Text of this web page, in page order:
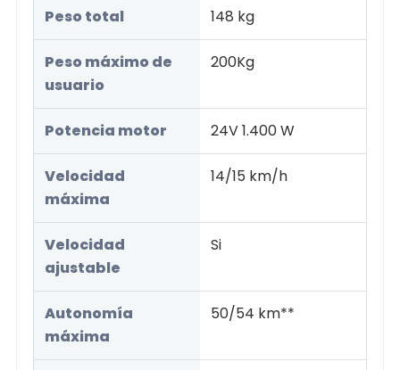
Peso total 148 kg
Peso máximo de
usuario
200Kg
Potencia motor 24V 1.400 W
Velocidad
máxima
14/15 km/h
Velocidad
ajustable
Si
Autonomía
máxima
50/54 km**